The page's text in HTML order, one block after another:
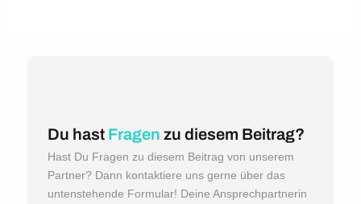
Du hast Fragen zu diesem Beitrag?
Hast Du Fragen zu diesem Beitrag von unserem
Partner? Dann kontaktiere uns gerne über das
untenstehende Formular! Deine Ansprechpartnerin